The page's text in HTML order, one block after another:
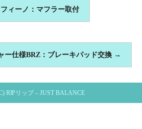
ィーノ：マフラー取付
ー仕様BRZ：ブレーキパッド交換 →
RIPリップ – JUST BALANCE